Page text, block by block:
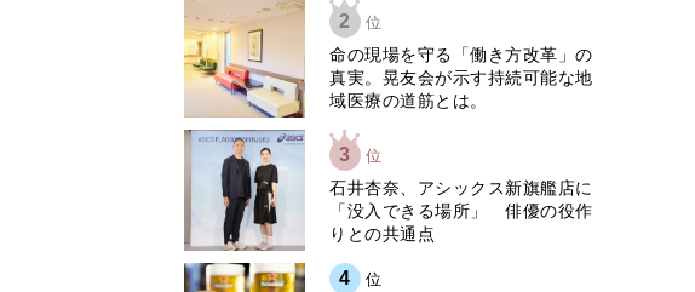
2 位
​命の現場を守る「働き方改革」の
真実。晃友会が示す持続可能な地
域医療の道筋とは。
3 位
石井杏奈、アシックス新旗艦店に
「没入できる場所」 俳優の役作
りとの共通点
4 位